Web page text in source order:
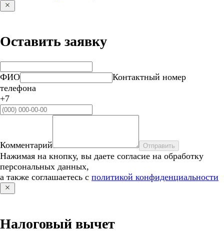
Оставить заявку
ФИО
Контактный номер
телефона
+7
Комментарий Отправить
Нажимая на кнопку, вы даете согласие на обработку
персональных данных,
а также соглашаетесь с политикой конфиденциальности
Налоговый вычет